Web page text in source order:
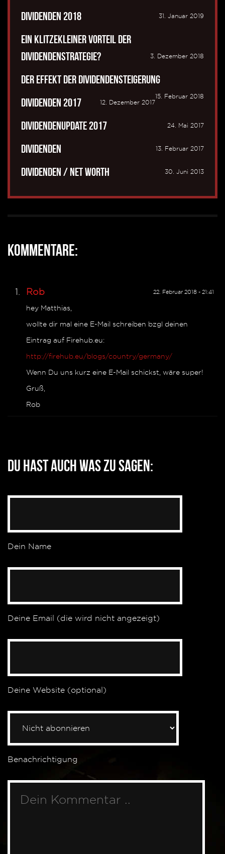
Dividenden 2018 31. Januar 2019
Ein klitzekleiner Vorteil der
Dividendenstrategie?
3. Dezember 2018
Der Effekt der Dividendensteigerung
15. Februar 2018
Dividenden 2017 12. Dezember 2017
Dividendenupdate 2017 24. Mai 2017
Dividenden 13. Februar 2017
Dividenden / Net Worth 30. Juni 2013
Kommentare:
22. Februar 2018 - 21:41
Rob
hey Matthias,
wollte dir mal eine E-Mail schreiben bzgl deinen
Eintrag auf Firehub.eu:
http://firehub.eu/blogs/country/germany/
Wenn Du uns kurz eine E-Mail schickst, wäre super!
Gruß,
Rob
Du hast auch was zu sagen:
Dein Name
Deine Email (die wird nicht angezeigt)
Deine Website (optional)
Benachrichtigung